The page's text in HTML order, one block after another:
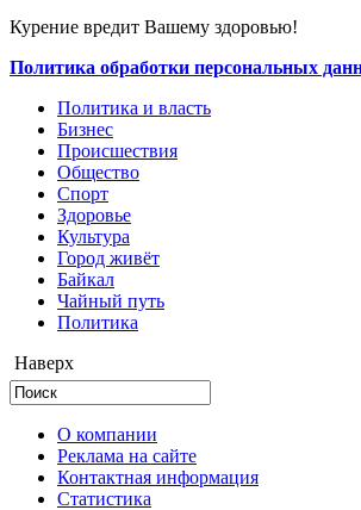
Курение вредит Вашему здоровью!
Политика обработки персональных
Политика и власть
Бизнес
Происшествия
Общество
Cпорт
Здоровье
Культура
Город живёт
Байкал
Чайный путь
Политика
Наверх
О компании
Реклама на сайте
Контактная информация
Статистика